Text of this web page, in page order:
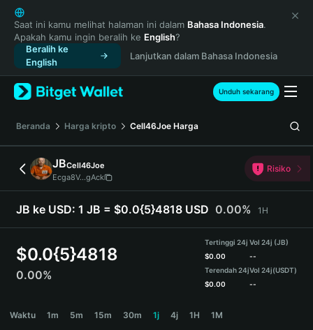
English
日本語
Tiếng Việt
Русский
Español (Latinoamérica)
Türkçe
Français
Deutsch
简体中文
繁體中文
Português (Portugal)
Bahasa Indonesia
ภาษาไทย
Español
Español (Argentina)
Saat ini kamu melihat halaman ini dalam Bahasa Indonesia.
Apakah kamu ingin beralih ke English?
Beralih ke
English
Lanjutkan dalam Bahasa Indonesia
Unduh sekarang
Beranda Harga kripto Cell46Joe Harga
JBCell46Joe
Ecga8V...gAck
Risiko
JB ke USD: 1 JB = $0.0{5}4818 USD 0.00% 1H
$0.0{5}4818
0.00%
Tertinggi 24j
$0.00
Terendah 24j
$0.00
Vol 24j (JB)
--
Vol 24j(USDT)
--
Waktu 1m 5m 15m 30m 1j 4j 1H 1M